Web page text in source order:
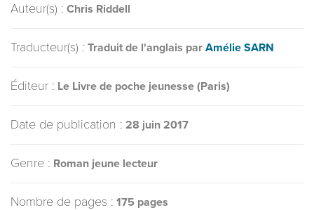
Auteur(s) : Chris Riddell
Traducteur(s) : Traduit de l'anglais par Amélie SARN
Éditeur : Le Livre de poche jeunesse (Paris)
Date de publication : 28 juin 2017
Genre : Roman jeune lecteur
Nombre de pages : 175 pages